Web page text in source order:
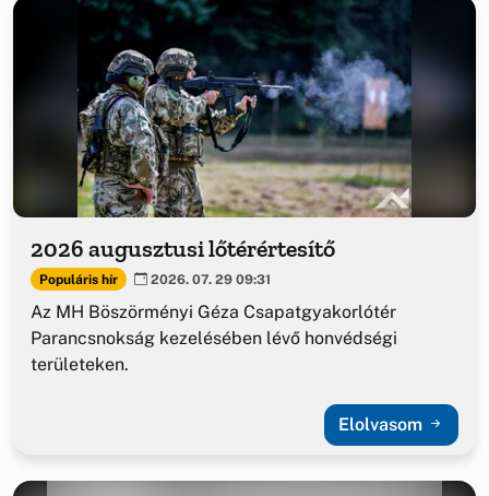
2026 augusztusi lőtérértesítő
Populáris hír 2026. 07. 29 09:31
Az MH Böszörményi Géza Csapatgyakorlótér
Parancsnokság kezelésében lévő honvédségi
területeken.
Elolvasom